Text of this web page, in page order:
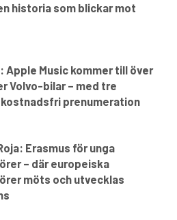
historia som blickar mot
Apple Music kommer till över
Volvo-bilar – med tre
prenumeration
Erasmus för unga
– där europeiska
möts och utvecklas